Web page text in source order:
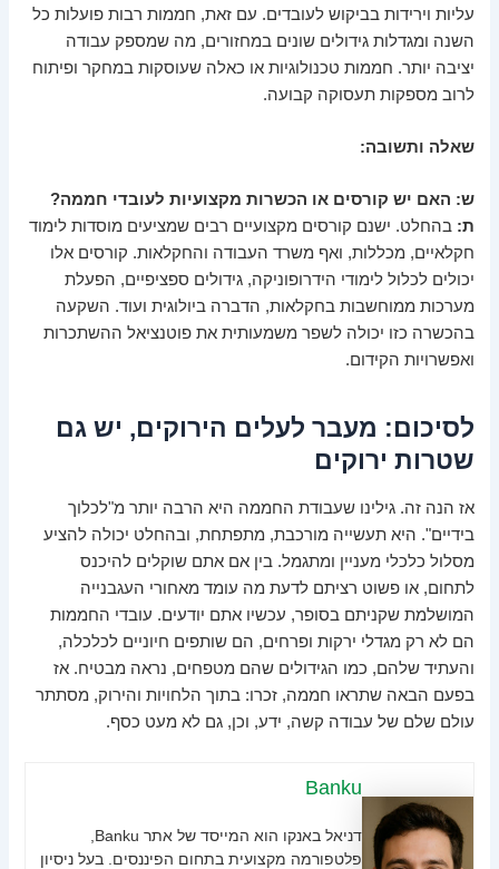
עליות וירידות בביקוש לעובדים. עם זאת, חממות רבות פועלות כל
השנה ומגדלות גידולים שונים במחזורים, מה שמספק עבודה
יציבה יותר. חממות טכנולוגיות או כאלה שעוסקות במחקר ופיתוח
לרוב מספקות תעסוקה קבועה.
שאלה ותשובה:
ש: האם יש קורסים או הכשרות מקצועיות לעובדי חממה?
ת: בהחלט. ישנם קורסים מקצועיים רבים שמציעים מוסדות לימוד
חקלאיים, מכללות, ואף משרד העבודה והחקלאות. קורסים אלו
יכולים לכלול לימודי הידרופוניקה, גידולים ספציפיים, הפעלת
מערכות ממוחשבות בחקלאות, הדברה ביולוגית ועוד. השקעה
בהכשרה כזו יכולה לשפר משמעותית את פוטנציאל ההשתכרות
ואפשרויות הקידום.
לסיכום: מעבר לעלים הירוקים, יש גם
שטרות ירוקים
אז הנה זה. גילינו שעבודת החממה היא הרבה יותר מ"לכלוך
בידיים". היא תעשייה מורכבת, מתפתחת, ובהחלט יכולה להציע
מסלול כלכלי מעניין ומתגמל. בין אם אתם שוקלים להיכנס
לתחום, או פשוט רציתם לדעת מה עומד מאחורי העגבנייה
המושלמת שקניתם בסופר, עכשיו אתם יודעים. עובדי החממות
הם לא רק מגדלי ירקות ופרחים, הם שותפים חיוניים לכלכלה,
והעתיד שלהם, כמו הגידולים שהם מטפחים, נראה מבטיח. אז
בפעם הבאה שתראו חממה, זכרו: בתוך הלחויות והירוק, מסתתר
עולם שלם של עבודה קשה, ידע, וכן, גם לא מעט כסף.
Banku
פלטפורמה מקצועית בתחום הפיננסים. בעל ניסיון